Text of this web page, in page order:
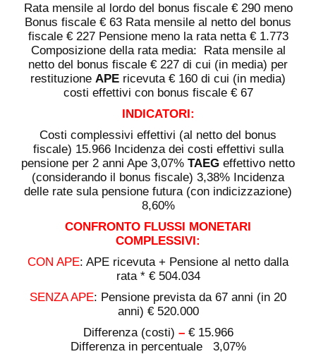
Rata mensile al lordo del bonus fiscale € 290 meno
Bonus fiscale € 63 Rata mensile al netto del bonus
fiscale € 227 Pensione meno la rata netta € 1.773
Composizione della rata media: Rata mensile al
netto del bonus fiscale € 227 di cui (in media) per
restituzione APE ricevuta € 160 di cui (in media)
costi effettivi con bonus fiscale € 67
INDICATORI:
Costi complessivi effettivi (al netto del bonus
fiscale) 15.966 Incidenza dei costi effettivi sulla
pensione per 2 anni Ape 3,07% TAEG effettivo netto
(considerando il bonus fiscale) 3,38% Incidenza
delle rate sula pensione futura (con indicizzazione)
8,60%
CONFRONTO FLUSSI MONETARI
COMPLESSIVI:
CON APE: APE ricevuta + Pensione al netto dalla
rata * € 504.034
SENZA APE: Pensione prevista da 67 anni (in 20
anni) € 520.000
Differenza (costi) – € 15.966
Differenza in percentuale 3,07%